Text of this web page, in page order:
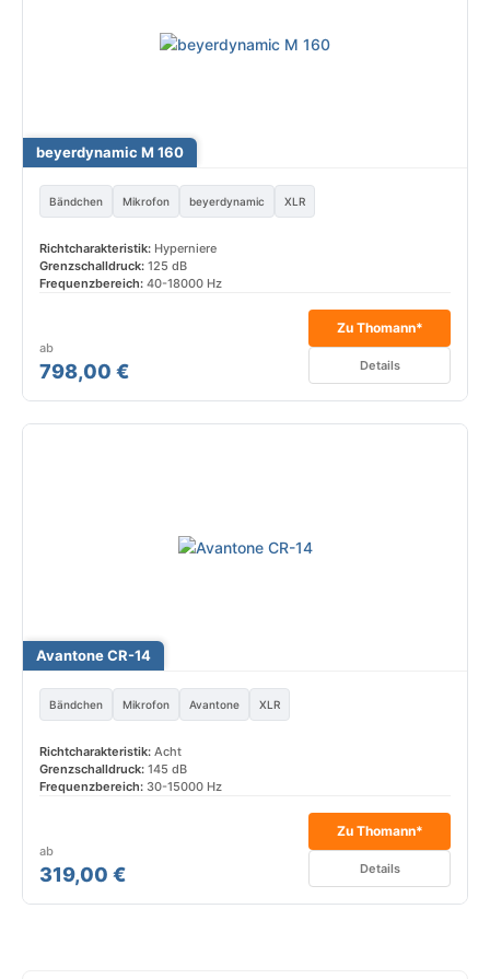
beyerdynamic M 160
Bändchen Mikrofon beyerdynamic XLR
Richtcharakteristik: Hyperniere
Grenzschalldruck: 125 dB
Frequenzbereich: 40-18000 Hz
ab
798,00 €
Zu Thomann*
Details
Avantone CR-14
Bändchen Mikrofon Avantone XLR
Richtcharakteristik: Acht
Grenzschalldruck: 145 dB
Frequenzbereich: 30-15000 Hz
ab
319,00 €
Zu Thomann*
Details